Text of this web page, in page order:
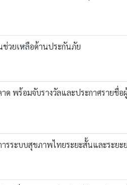
วยเหลือด้านประกันภัย
พร้อมจับรางวัลและประกาศรายชื่อ
ระบบสุขภาพไทยระยะสั้นและระยะ